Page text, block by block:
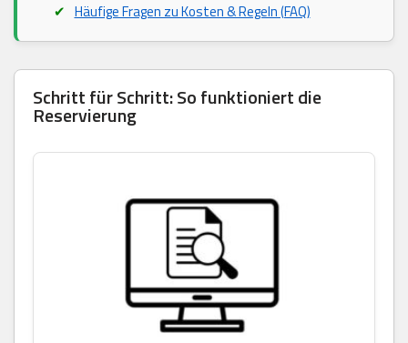
Häufige Fragen zu Kosten & Regeln (FAQ)
Schritt für Schritt: So funktioniert die
Reservierung